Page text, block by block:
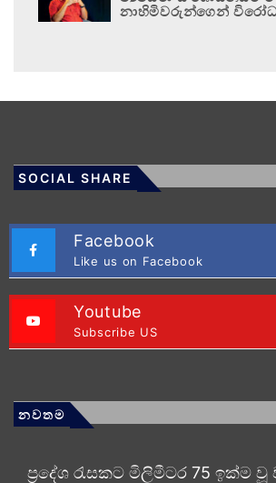
නාහිමිවරුන්ගෙන්
SOCIAL SHARE
Facebook
Like us on Facebook
Youtube
Subscribe US
නවතම
ප්‍රදේශ රැසකට මිලිමීටර 75 ඉක්ම වූ